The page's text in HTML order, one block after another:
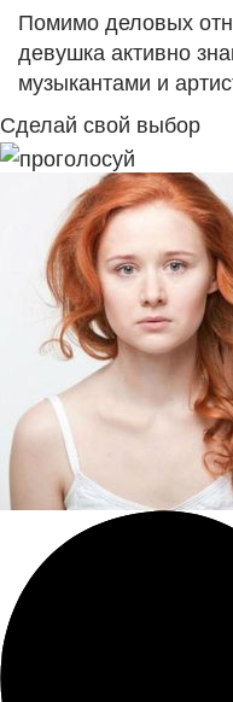
Помимо деловых
девушка активно
музыкантами и
Сделай свой выбор